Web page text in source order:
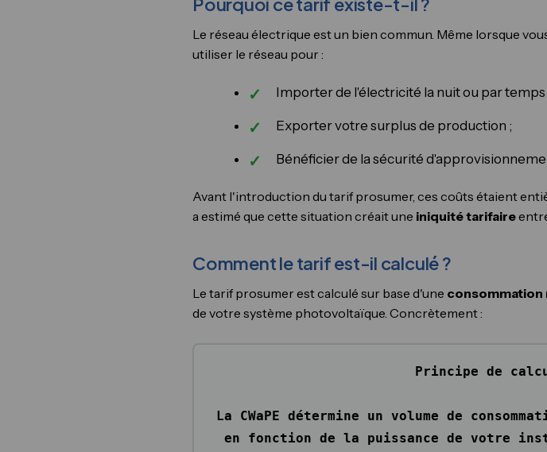
Le réseau électrique est un bien commun. Même lorsque
utiliser le réseau pour :
Importer de l'électricité la nuit ou par
Exporter votre surplus de production ;
Bénéficier de la sécurité
Avant l'introduction du tarif prosumer, ces coûts étaient
a estimé que cette situation créait une iniquité tarifaire
Comment le tarif est-il calculé ?
Le tarif prosumer est calculé sur base d'une
de votre système photovoltaïque. Concrètement :
Principe de
La CWaPE détermine un volume de
en fonction de la puissance de votre